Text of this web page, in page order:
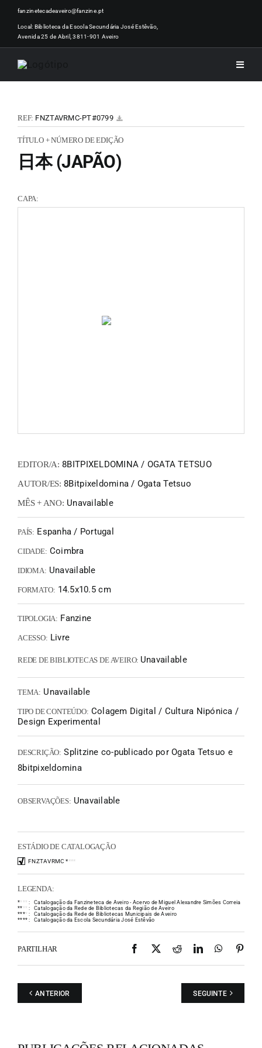
Skip
content
fanzinetecadeaveiro@fanzine.pt
Local: Biblioteca da Escola Secundária José Estêvão,
Avenida 25 de Abril, 3811-901 Aveiro
Toggle
REF: FNZTAVRMC-PT#0799
TÍTULO + NÚMERO DE EDIÇÃO
日本 (JAPÃO)
CAPA:
EDITOR/A: 8BITPIXELDOMINA / OGATA TETSUO
AUTOR/ES: 8Bitpixeldomina / Ogata Tetsuo
MÊS + ANO: Unavailable
PAÍS: Espanha / Portugal
CIDADE: Coimbra
IDIOMA: Unavailable
FORMATO: 14.5x10.5 cm
TIPOLOGIA: Fanzine
ACESSO: Livre
REDE DE BIBLIOTECAS DE AVEIRO: Unavailable
TEMA: Unavailable
TIPO DE CONTEÚDO: Colagem Digital / Cultura Nipónica /
Design Experimental
DESCRIÇÃO: Splitzine co-publicado por Ogata Tetsuo e
8bitpixeldomina
OBSERVAÇÕES: Unavailable
ESTÁDIO DE CATALOGAÇÃO
FNZTAVRMC ****
LEGENDA:
** * * :
Catalogação da Fanzineteca de Aveiro - Acervo de Miguel Alexandre Simões Correia
** * * :
Catalogação da Rede de Bibliotecas da Região de Aveiro
**** :
Catalogação da Rede de Bibliotecas Municipais de Aveiro
**** : Catalogação da Escola Secundária José Estêvão
PARTILHAR Facebook
X RedditLinkedIn
ANTERIOR SEGUINTE